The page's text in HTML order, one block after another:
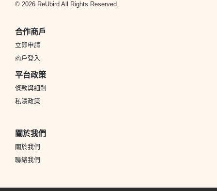
© 2026 ReUbird All Rights Reserved.
合作商戶
立即申請
商戶登入
平台政策
條款與細則
私隱政策
關於我們
關於我們
聯絡我們